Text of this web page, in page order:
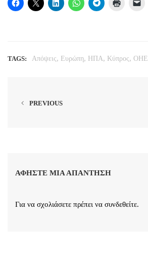
TAGS: Απόψεις, Ευρώπη, ΗΠΑ, Κύπρος, ΟΗΕ
PREVIOUS
ΑΦΉΣΤΕ ΜΙΑ ΑΠΆΝΤΗΣΗ
Για να σχολιάσετε πρέπει να συνδεθείτε.